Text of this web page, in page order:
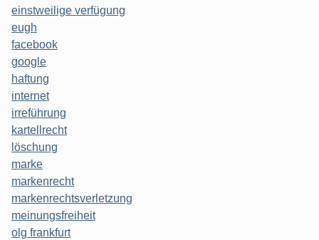
einstweilige verfügung
eugh
facebook
google
haftung
internet
irreführung
kartellrecht
löschung
marke
markenrecht
markenrechtsverletzung
meinungsfreiheit
olg frankfurt